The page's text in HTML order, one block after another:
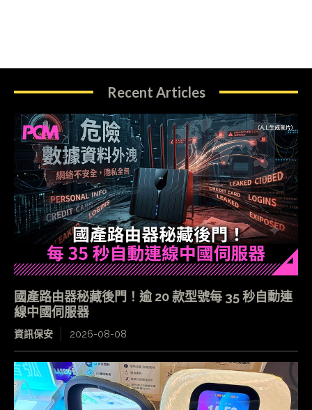
Recent Articles
國產路由器秘藏後門！逾 20 款型號每 35 秒自動連
線中國伺服器
資訊保安 2026-08-08